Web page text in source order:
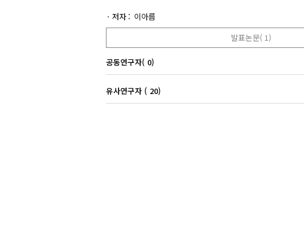
저자
이아름
발표논문( 1)
공동연구자( 0)
유사연구자 ( 20)